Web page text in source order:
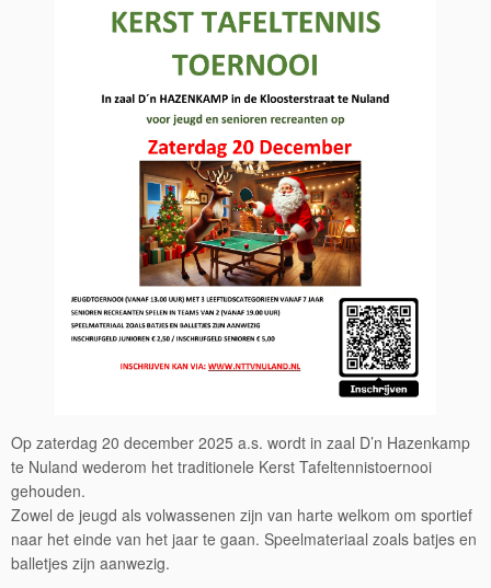
Op zaterdag 20 december 2025 a.s. wordt in zaal D’n Hazenkamp
te Nuland wederom het traditionele Kerst Tafeltennistoernooi
gehouden.
Zowel de jeugd als volwassenen zijn van harte welkom om sportief
naar het einde van het jaar te gaan. Speelmateriaal zoals batjes en
balletjes zijn aanwezig.